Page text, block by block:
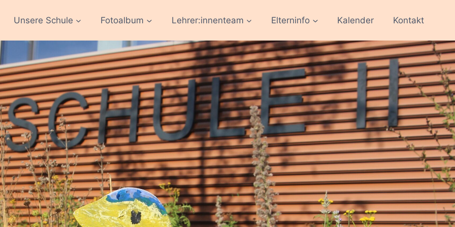
Unsere Schule Fotoalbum Lehrer:innenteam Elterninfo Kalender Kontakt